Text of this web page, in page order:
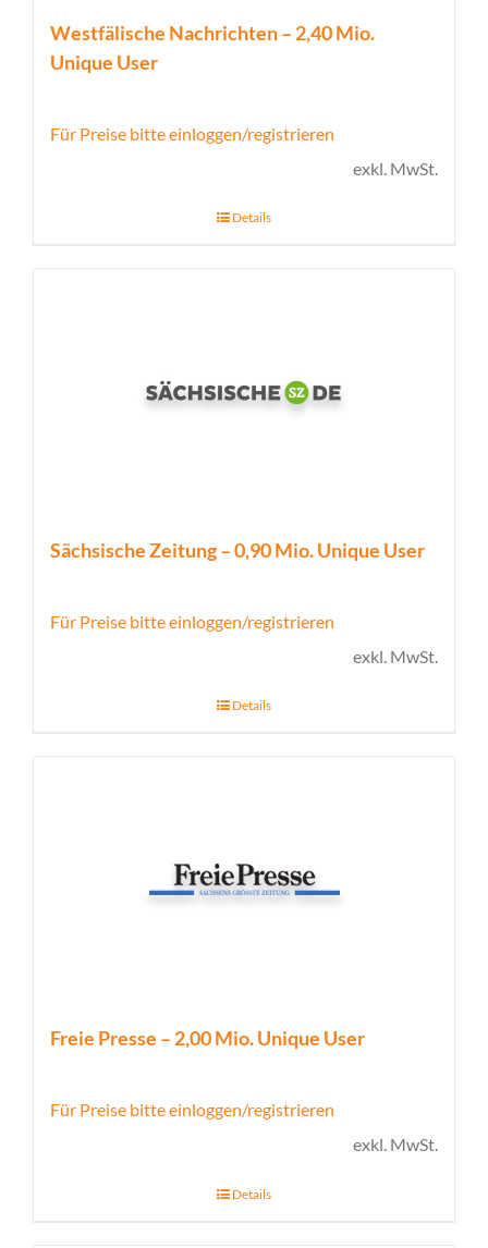
Westfälische Nachrichten – 2,40 Mio.
Unique User
Für Preise bitte einloggen/registrieren
exkl. MwSt.
Details
Sächsische Zeitung – 0,90 Mio. Unique User
Für Preise bitte einloggen/registrieren
exkl. MwSt.
Details
Freie Presse – 2,00 Mio. Unique User
Für Preise bitte einloggen/registrieren
exkl. MwSt.
Details